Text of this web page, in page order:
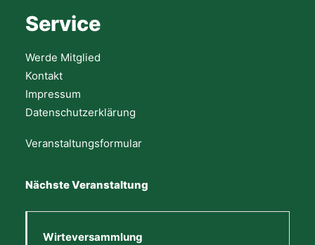
Service
Werde Mitglied
Kontakt
Impressum
Datenschutzerklärung
Veranstaltungsformular
Nächste Veranstaltung
Wirteversammlung